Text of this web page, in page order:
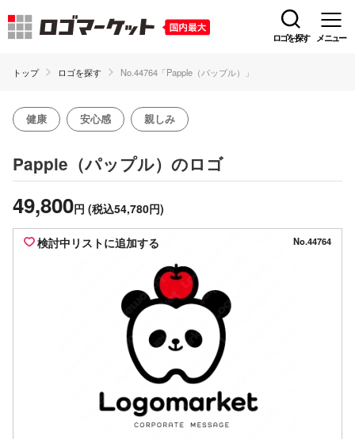
ロゴを探す メニュー
トップ ロゴを探す No.44764「Papple（パップル）」
健康 安心感 親しみ
Papple（パップル） のロゴ
49,800円 (税込54,780円)
検討中リストに追加する No.44764